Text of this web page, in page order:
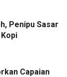
Penipu Sasar
Capaian